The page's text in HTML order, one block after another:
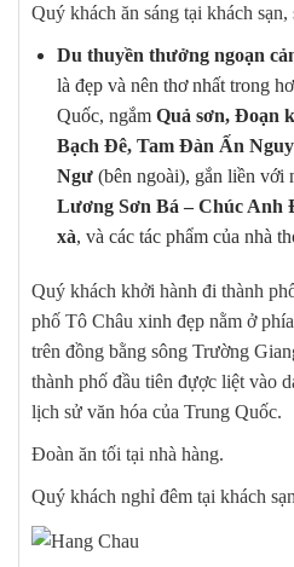
Quý khách ăn sáng tại khách sạn,
Du thuyền thưởng ngoạn
là đẹp và nên thơ nhất trong
Quốc, ngắm Quả sơn, Đoạn
Bạch Đê, Tam Đàn Ấn
Ngư(bên ngoài), gắn liền với
Lương Sơn Bá – Chúc Anh
xà, và các tác phẩm của nhà
Quý khách khởi hành đi thành
phố Tô Châu xinh đẹp nằm ở
trên đồng bằng sông Trường
thành phố đầu tiên đựợc liệt vào
lịch sử văn hóa của Trung Quốc.
Đoàn ăn tối tại nhà hàng.
Quý khách nghỉ đêm tại khách